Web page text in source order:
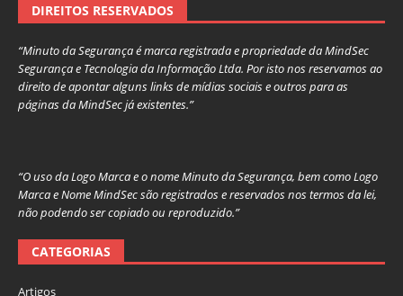
DIREITOS RESERVADOS
“Minuto da Segurança é marca registrada e propriedade da MindSec
Segurança e Tecnologia da Informação Ltda. Por isto nos reservamos ao
direito de apontar alguns links de mídias sociais e outros para as
páginas da MindSec já existentes.”
“O uso da Logo Marca e o nome Minuto da Segurança, bem como Logo
Marca e Nome MindSec são registrados e reservados nos termos da lei,
não podendo ser copiado ou reproduzido.”
CATEGORIAS
Artigos